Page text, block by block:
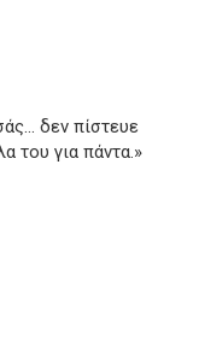
δεν πίστευε
του για πάντα.»